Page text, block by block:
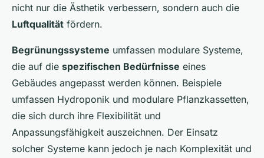
nicht nur die Ästhetik verbessern, sondern auch die
Luftqualität fördern.
Begrünungssysteme umfassen modulare Systeme,
die auf die spezifischen Bedürfnisse eines
Gebäudes angepasst werden können. Beispiele
umfassen Hydroponik und modulare Pflanzkassetten,
die sich durch ihre Flexibilität und
Anpassungsfähigkeit auszeichnen. Der Einsatz
solcher Systeme kann jedoch je nach Komplexität und